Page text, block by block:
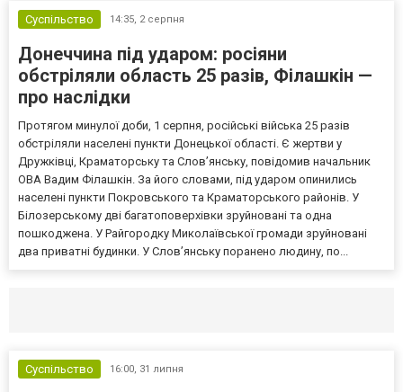
Суспільство 14:35, 2 серпня
Донеччина під ударом: росіяни
обстріляли область 25 разів, Філашкін —
про наслідки
Протягом минулої доби, 1 серпня, російські війська 25 разів
обстріляли населені пункти Донецької області. Є жертви у
Дружківці, Краматорську та Слов’янську, повідомив начальник
ОВА Вадим Філашкін. За його словами, під ударом опинились
населені пункти Покровського та Краматорського районів. У
Білозерському дві багатоповерхівки зруйновані та одна
пошкоджена. У Райгородку Миколаївської громади зруйновані
два приватні будинки. У Слов’янську поранено людину, по...
Суспільство 16:00, 31 липня